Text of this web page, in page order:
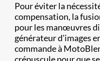
Pour éviter la
compensation, la
pour les manœuvres
générateur d'images
commande à